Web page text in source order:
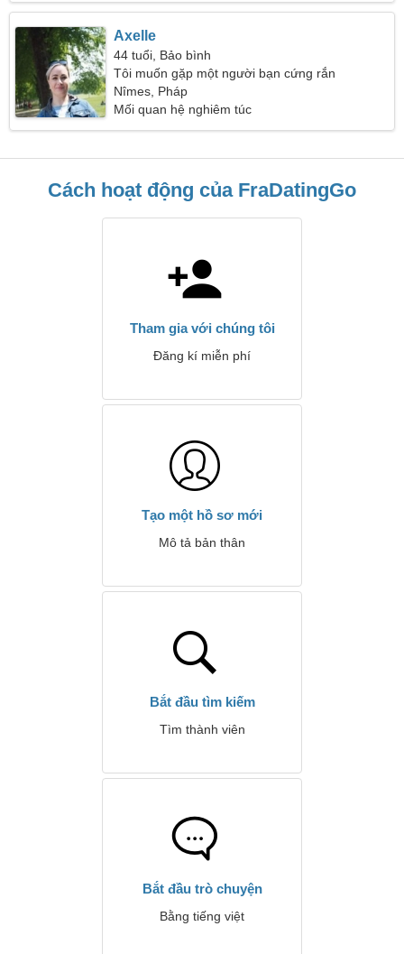
Axelle
44 tuổi, Bảo bình
Tôi muốn gặp một người bạn cứng rắn
Nîmes, Pháp
Mối quan hệ nghiêm túc
Cách hoạt động của FraDatingGo
Tham gia với chúng tôi
Đăng kí miễn phí
Tạo một hồ sơ mới
Mô tả bản thân
Bắt đầu tìm kiếm
Tìm thành viên
Bắt đầu trò chuyện
Bằng tiếng việt